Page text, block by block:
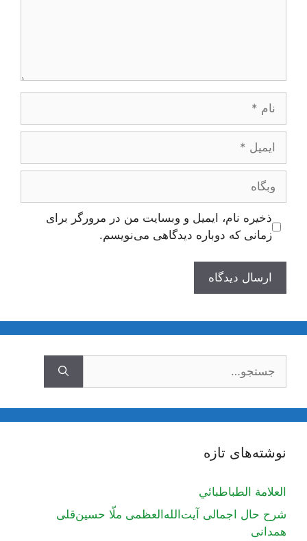
ایمیل
وبگاه
ذخیره نام، ایمیل و وبسایت من در مرورگر برای
زمانی که دوباره دیدگاهی می‌نویسم.
نوشته‌های تازه
العلامة الطباطبائي
شرح حال اجمالی آیت‌الله‌العظمی ملّا حسین‌قلی
همدانی